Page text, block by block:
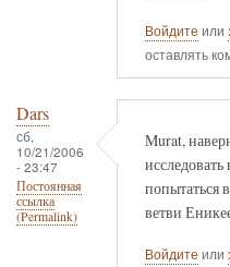
Войдите или
оставлять
Dars
сб,
10/21/2006
- 23:47
Постоянная
ссылка
(Permalink)
Murat,
попытаться
ветви
Войдите или